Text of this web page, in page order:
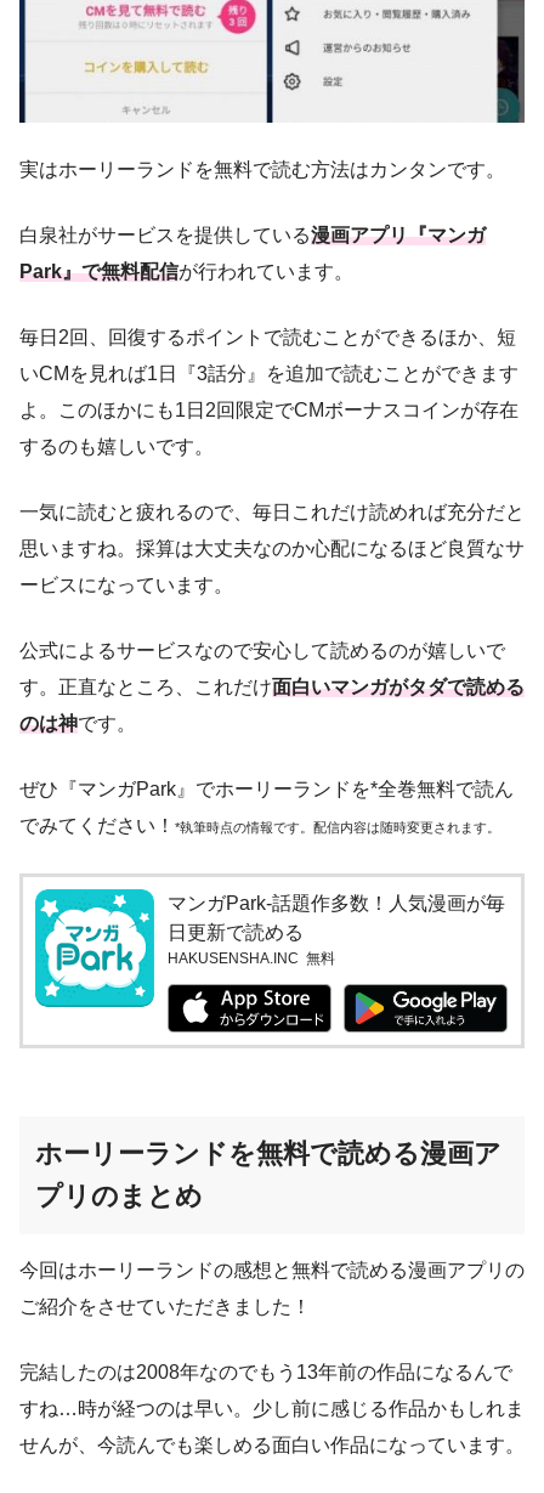
実はホーリーランドを無料で読む方法はカンタンです。
白泉社がサービスを提供している漫画アプリ『マンガ
Park』で無料配信が行われています。
毎日2回、回復するポイントで読むことができるほか、短
いCMを見れば1日『3話分』を追加で読むことができます
よ。このほかにも1日2回限定でCMボーナスコインが存在
するのも嬉しいです。
一気に読むと疲れるので、毎日これだけ読めれば充分だと
思いますね。採算は大丈夫なのか心配になるほど良質なサ
ービスになっています。
公式によるサービスなので安心して読めるのが嬉しいで
す。正直なところ、これだけ面白いマンガがタダで読める
のは神です。
ぜひ『マンガPark』でホーリーランドを*全巻無料で読ん
でみてください！ *執筆時点の情報です。配信内容は随時変更されます。
マンガPark-話題作多数！人気漫画が毎
日更新で読める
HAKUSENSHA.INC 無料
ホーリーランドを無料で読める漫画ア
プリの まとめ
今回はホーリーランドの感想と無料で読める漫画アプリの
ご紹介をさせていただきました！
完結したのは2008年なのでもう13年前の作品になるんで
すね…時が経つのは早い。少し前に感じる作品かもしれま
せんが、今読んでも楽しめる面白い作品になっています。